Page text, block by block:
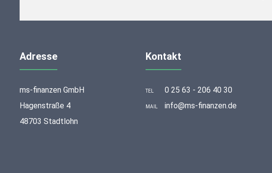
Adresse
ms-finanzen GmbH
Hagenstraße 4
48703 Stadtlohn
Kontakt
TEL 0 25 63 - 206 40 30
MAIL info@ms-finanzen.de